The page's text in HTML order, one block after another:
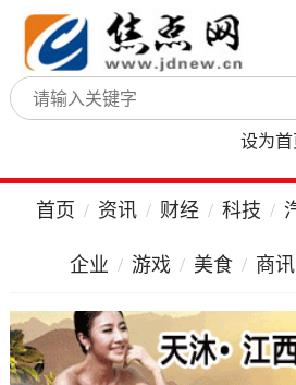
设为首
首页 资讯 财经 科技
企业 游戏 美食 商讯